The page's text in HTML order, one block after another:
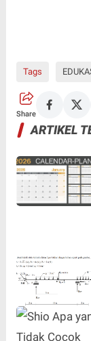
Tags
Share
ARTIKEL